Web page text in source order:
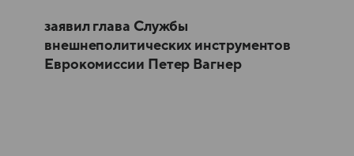
заявил глава Службы
внешнеполитических инструментов
Еврокомиссии Петер Вагнер